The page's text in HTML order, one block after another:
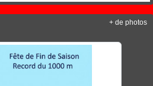
+ de photos